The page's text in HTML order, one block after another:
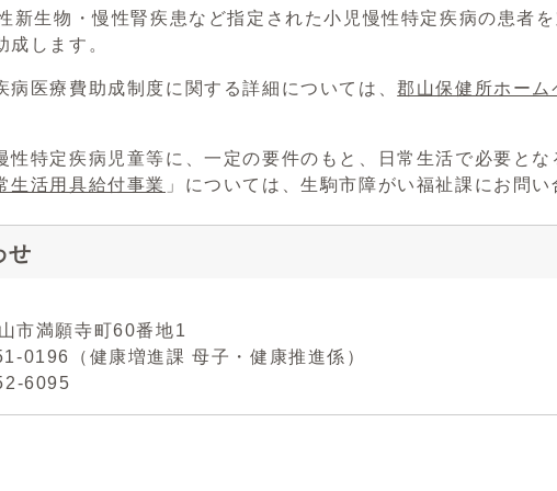
新生物・慢性腎疾患など指定された小児慢性特定疾病の患者
成します。
病医療費助成制度に関する詳細については、郡山保健所ホーム
性特定疾病児童等に、一定の要件のもと、日常生活で必要とな
生活用具給付事業 」については、生駒市障がい福祉課にお問い
せ
市満願寺町60番地1
0196（健康増進課 母子・健康推進係）
6095